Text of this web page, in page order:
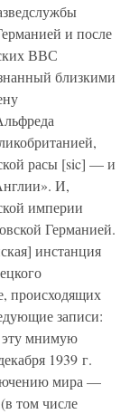
и после
ВВС
близкими
расы [sic] — и
И,
империи
Германией.
инстанция
происходящих
записи:
эту мнимую
1939 г.
мира —
том числе